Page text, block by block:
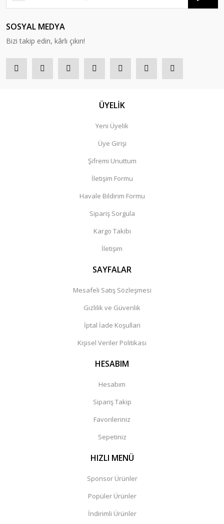
SOSYAL MEDYA
Bizi takip edin, kârlı çıkın!
ÜYELİK
Yeni Üyelik
Üye Girişi
Şifremi Unuttum
İletişim Formu
Havale Bildirim Formu
Sipariş Sorgula
Kargo Takibi
İletişim
SAYFALAR
Mesafeli Satış Sözleşmesi
Gizlilik ve Güvenlik
İptal İade Koşullari
Kişisel Veriler Politikası
HESABIM
Hesabım
Sipariş Takip
Favorileriniz
Sepetiniz
HIZLI MENÜ
Sponsor Ürünler
Popüler Ürünler
İndirimli Ürünler